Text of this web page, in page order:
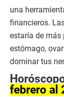
una
financieros.
estaría de más
estómago,
dominar tus
febrero al